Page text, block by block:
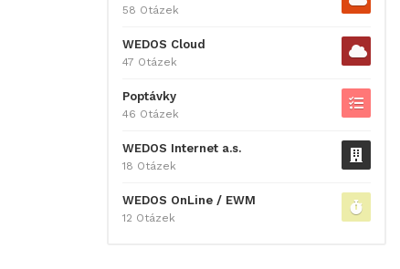
58 Otázek
WEDOS Cloud
47 Otázek
Poptávky
46 Otázek
WEDOS Internet a.s.
18 Otázek
WEDOS OnLine / EWM
12 Otázek